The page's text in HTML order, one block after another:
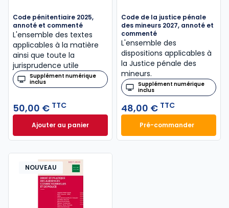
Code pénitentiaire 2025,
annoté et commenté
L'ensemble des textes
applicables à la matière
ainsi que toute la
jurisprudence utile
Supplément numérique
inclus
50,00 € TTC
Ajouter au panierCode pénitentiaire 2025, annoté et commenté à
Code de la justice pénale
des mineurs 2027, annoté et
commenté
L'ensemble des
dispositions applicables à
la Justice pénale des
mineurs.
Supplément numérique
inclus
48,00 € TTC
Pré-commander
Code de la
NOUVEAU